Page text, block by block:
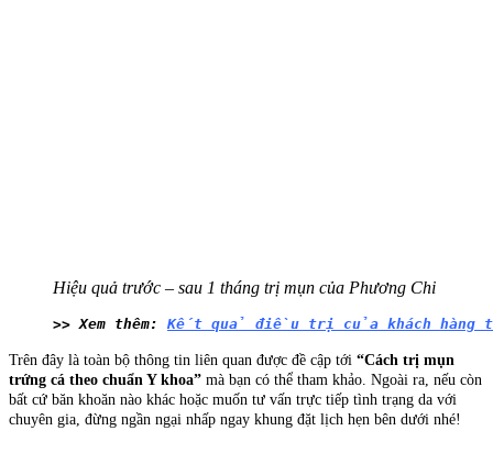
Hiệu quả trước – sau 1 tháng trị mụn của Phương Chi
>> Xem thêm: Kết quả điều trị của khách hàng tại
Trên đây là toàn bộ thông tin liên quan được đề cập tới “Cách trị mụn
trứng cá theo chuẩn Y khoa” mà bạn có thể tham khảo. Ngoài ra, nếu còn
bất cứ băn khoăn nào khác hoặc muốn tư vấn trực tiếp tình trạng da với
chuyên gia, đừng ngần ngại nhấp ngay khung đặt lịch hẹn bên dưới nhé!